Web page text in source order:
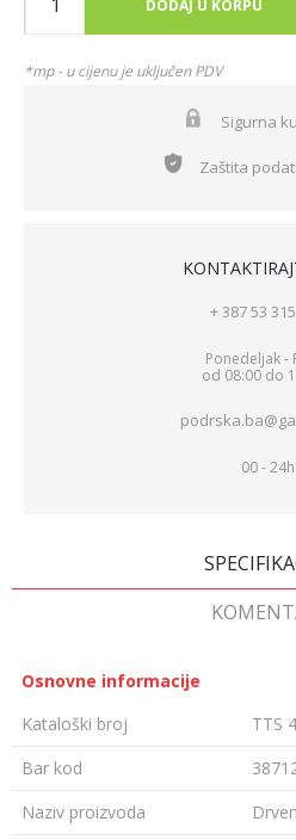
DODAJ U KORPU
*mp - u cijenu je uključen PDV
Sigurna
Zaštita
+ 387 53
Ponedeljak -
od 08:00 do
00 - 24h
Osnovne informacije
Kataloški broj
TTS
Bar kod
Naziv proizvoda